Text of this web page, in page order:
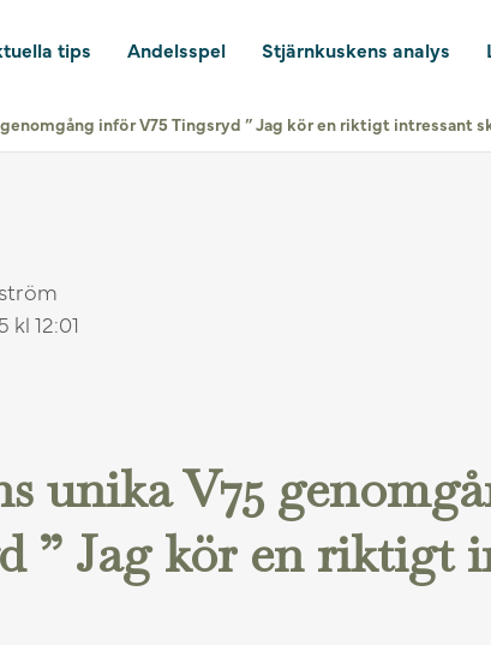
tips Andelsspel Stjärnkuskens analys
inför V75 Tingsryd ” Jag kör en riktigt intressant
12:01
unika V75
” Jag kör en riktigt